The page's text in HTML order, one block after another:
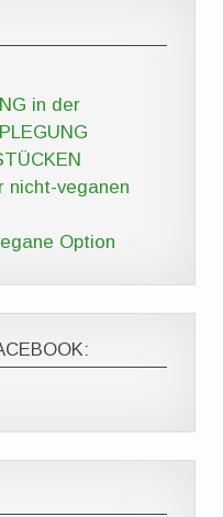
in der
nicht-veganen
Option